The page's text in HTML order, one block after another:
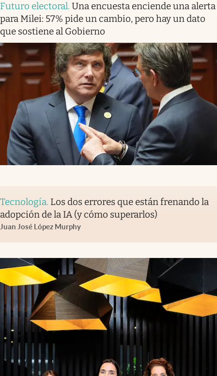
Futuro electoral. Una encuesta enciende una alerta
para Milei: 57% pide un cambio, pero hay un dato
que sostiene al Gobierno
Tecnología. Los dos errores que están frenando la
adopción de la IA (y cómo superarlos)
Juan José López Murphy